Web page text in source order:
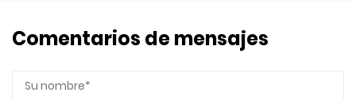
Comentarios de mensajes